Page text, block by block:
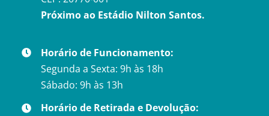
Próximo ao Estádio Nilton Santos.
Horário de Funcionamento:
Segunda a Sexta: 9h às 18h
Sábado: 9h às 13h
Horário de Retirada e Devolução: